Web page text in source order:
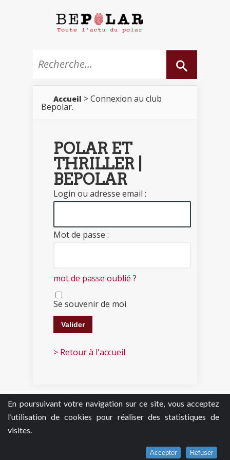
En poursuivant votre navigation sur ce site, vous acceptez
l’utilisation de cookies pour réaliser des statistiques de
visites.
Accepter Refuser
Accueil > Connexion au club
Bepolar.
POLAR ET
THRILLER |
BEPOLAR
Login ou adresse email :
Mot de passe :
mot de passe oublié ?
Se souvenir de moi
> Retour à l'accueil